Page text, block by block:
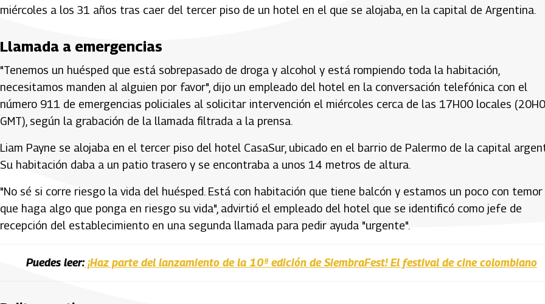
miércoles a los 31 años tras caer del tercer piso de un hotel en el que se alojaba, en la capital de Argentina.
Llamada a emergencias
"Tenemos un huésped que está sobrepasado de droga y alcohol y está rompiendo toda la habitación,
necesitamos manden al alguien por favor", dijo un empleado del hotel en la conversación telefónica con el
número 911 de emergencias policiales al solicitar intervención el miércoles cerca de las 17H00 locales
GMT), según la grabación de la llamada filtrada a la prensa.
Liam Payne se alojaba en el tercer piso del hotel CasaSur, ubicado en el barrio de Palermo de la capital
Su habitación daba a un patio trasero y se encontraba a unos 14 metros de altura.
"No sé si corre riesgo la vida del huésped. Está con habitación que tiene balcón y estamos un poco con temor
que haga algo que ponga en riesgo su vida", advirtió el empleado del hotel que se identificó como jefe de
recepción del establecimiento en una segunda llamada para pedir ayuda "urgente".
Puedes leer: ¡Haz parte del lanzamiento de la 10ª edición de SiembraFest! El festival de cine colombiano